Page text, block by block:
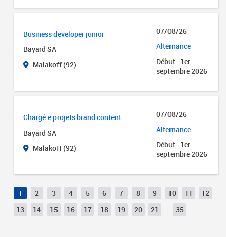
Business developer junior
Bayard SA
Malakoff (92)
07/08/26
Alternance
Début : 1er
septembre 2026
Chargé.e projets brand content
Bayard SA
Malakoff (92)
07/08/26
Alternance
Début : 1er
septembre 2026
1 2 3 4 5 6 7 8 9 10 11
12
13
14 15 16 17 18 19 20 21 ... 35